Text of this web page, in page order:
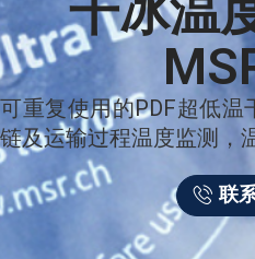
可重复使用的PDF超低温
链及运输过程温度监测，
联